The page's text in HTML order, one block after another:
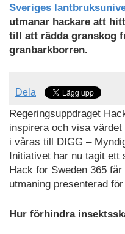
Sveriges
utmanar hackare att
till att rädda granskog
granbarkborren.
Dela
Regeringsuppdraget
inspirera och visa
i våras till DIGG –
Initiativet har nu tagit
Hack for Sweden 365
utmaning presenterad
Hur förhindra